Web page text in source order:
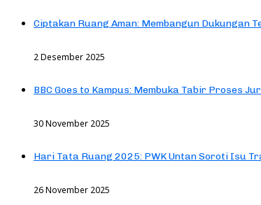
Ciptakan Ruang Aman: Membangun Dukungan
2 Desember 2025
BBC Goes to Kampus: Membuka Tabir Proses
30 November 2025
Hari Tata Ruang 2025: PWK Untan Soroti Isu
26 November 2025